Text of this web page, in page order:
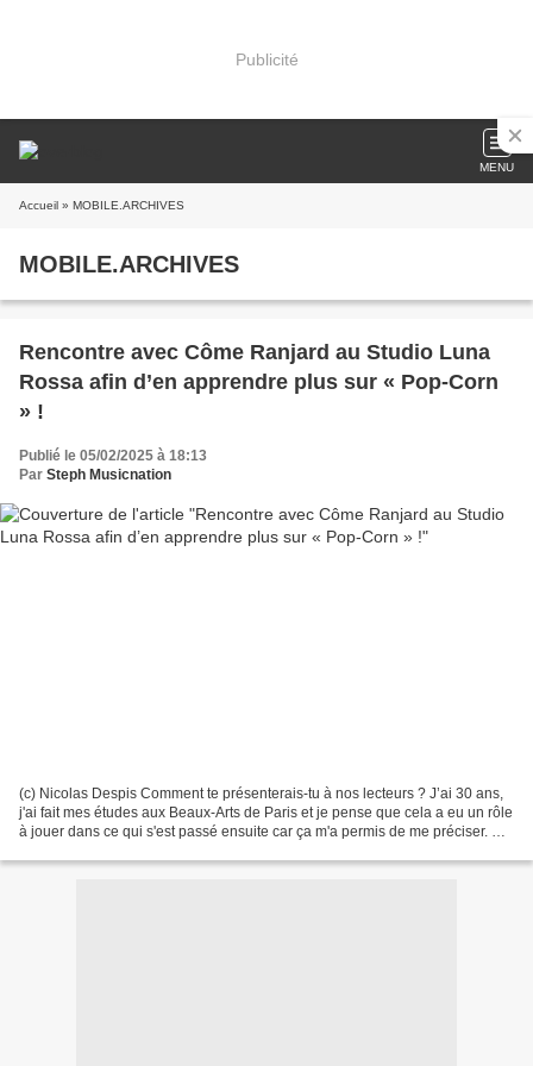
Publicité
MENU
Accueil » MOBILE.ARCHIVES
MOBILE.ARCHIVES
Rencontre avec Côme Ranjard au Studio Luna
Rossa afin d’en apprendre plus sur « Pop-Corn
» !
Publié le 05/02/2025 à 18:13
Par Steph Musicnation
(c) Nicolas Despis Comment te présenterais-tu à nos lecteurs ? J’ai 30 ans,
j'ai fait mes études aux Beaux-Arts de Paris et je pense que cela a eu un rôle
à jouer dans ce qui s'est passé ensuite car ça m'a permis de me préciser. En